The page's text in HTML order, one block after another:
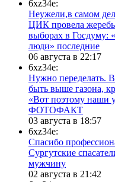
6xz34e:
Неужели,в самом
ЦИК провела
выборах в Госдуму:
люди» последние
06 августа в 22:17
6xz34e:
Нужно переделать.
быть выше газона,
«Вот поэтому наши
ФОТОФАКТ
03 августа в 18:57
6xz34e:
Спасибо
Сургутские
мужчину
02 августа в 21:42